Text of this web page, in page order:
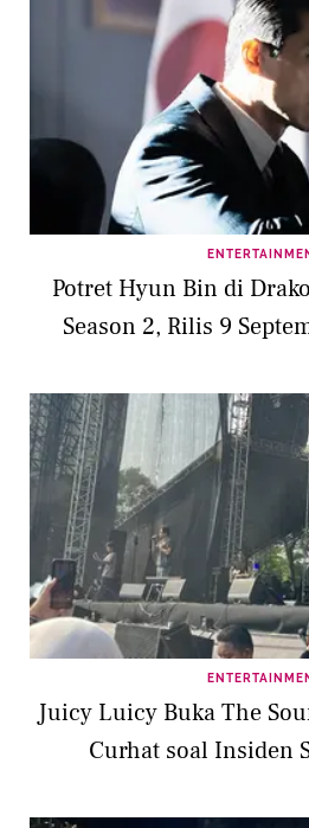
Potret Hyun Bin di
Season 2, Rilis 9
Juicy Luicy Buka The
Curhat soal Insiden